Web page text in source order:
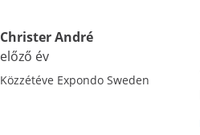
Christer André
előző év
Közzétéve Expondo Sweden